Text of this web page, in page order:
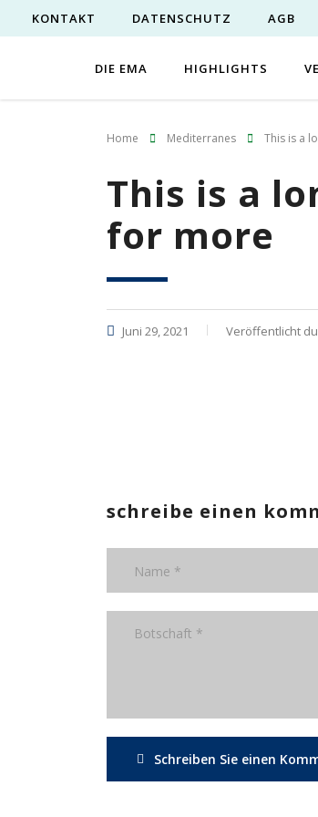
KONTAKT DATENSCHUTZ AGB
DIE EMA HIGHLIGHTS
Home Mediterranes This is a
This is a
for more
Juni 29, 2021 Veröffentlicht
schreibe einen
Schreiben Sie einen